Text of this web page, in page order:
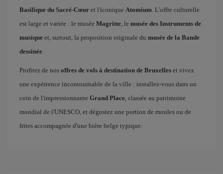
Basilique du Sacré-Cœur et l'iconique Atomium. L'offre culturelle
est large et variée : le musée Magritte, le musée des Instruments de
musique et, surtout, la proposition originale du musée de la Bande
dessinée.
Profitez de nos offres de vols à destination de Bruxelles et vivez
une expérience incontournable de la ville : installez-vous dans un
coin de l'impressionnante Grand Place, classée au patrimoine
mondial de l'UNESCO, et dégustez une portion de moules ou de
frites accompagnée d'une bière belge typique.